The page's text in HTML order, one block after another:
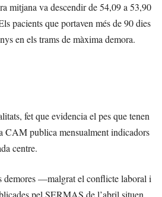
mitjana va descendir de 54,09 a 53,90
pacients que portaven més de 90 dies
en els trams de màxima demora.
fet que evidencia el pes que tenen
CAM publica mensualment indicadors
centre.
demores —malgrat el conflicte laboral i
pel SERMAS de l’abril situen